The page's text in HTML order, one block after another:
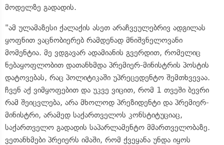
მოდელზე გადადის.
"ამ ულამაზესი ქალაქის ასეთ არაჩვეულებრივ ადგილას
ყოფნით ვაცნობიერებ რამდენად მნიშვნელოვანი
მომენტია. მე ვდგავარ ადამიანის გვერდით, რომელიც
ნებაყოფლობით დათანხმდა პრემიერ-მინისტრის პოსტის
დატოვებას, რაც პოლიტიკაში უპრეცედენტო შემთხვევაა.
ჩვენ აქ ვიმყოფებით და უკვე ვიცით, რომ 1 თვეში ბევრი
რამ შეიცვლება, არა მხოლოდ პრეზიდენტი და პრემიერ-
მინისტრი, არამედ საქართველოს კონსტიტუციაც,
საქართველო გადადის საპარლამენტო მმართველობაზე.
ვეთანხმები პრეიერს იმაში, რომ ქვეყანა უნდა იყოს